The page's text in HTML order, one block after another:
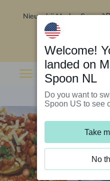
Nieuw bij Marley Spoon?
Welcome!
landed on
Spoon NL
Do you want to
Spoon US to see
Take
No